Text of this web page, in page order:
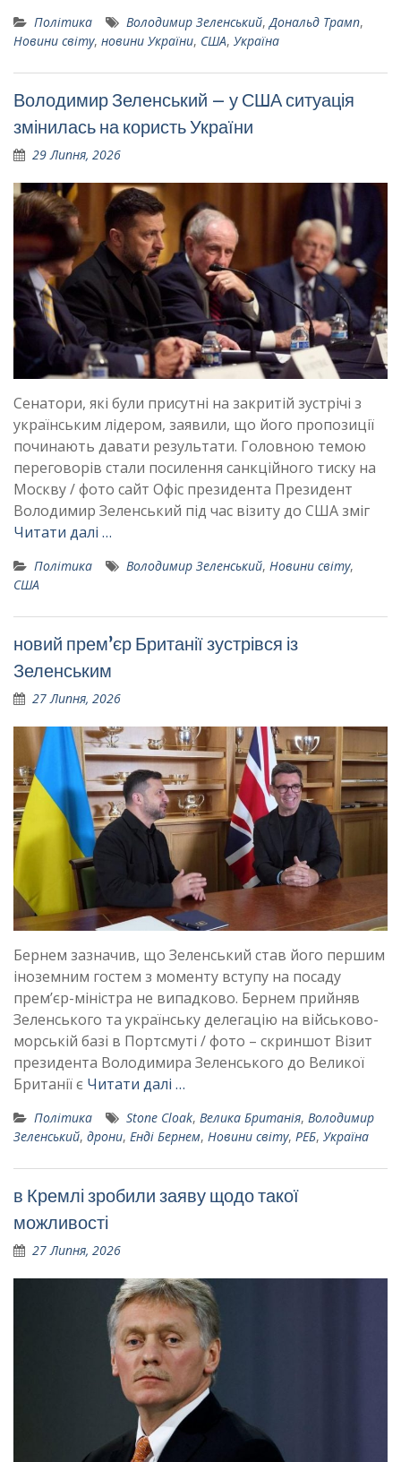
Політика Володимир Зеленський,Дональд Трамп,
Новини світу, новини України, США, Україна
Володимир Зеленський – у США ситуація
змінилась на користь України
29 Липня, 2026
Сенатори, які були присутні на закритій зустрічі з
українським лідером, заявили, що його пропозиції
починають давати результати. Головною темою
переговорів стали посилення санкційного тиску на
Москву / фото сайт Офіс президента Президент
Володимир Зеленський під час візиту до США зміг
Читати далі …
Політика Володимир Зеленський, Новини світу,
США
новий прем’єр Британії зустрівся із
Зеленським
27 Липня, 2026
Бернем зазначив, що Зеленський став його першим
іноземним гостем з моменту вступу на посаду
прем’єр-міністра не випадково. Бернем прийняв
Зеленського та українську делегацію на військово-
морській базі в Портсмуті / фото – скриншот Візит
президента Володимира Зеленського до Великої
Британії є Читати далі …
Політика Stone Cloak, Велика Британія, Володимир
Зеленський, дрони, Енді Бернем, Новини світу, РЕБ, Україна
в Кремлі зробили заяву щодо такої
можливості
27 Липня, 2026